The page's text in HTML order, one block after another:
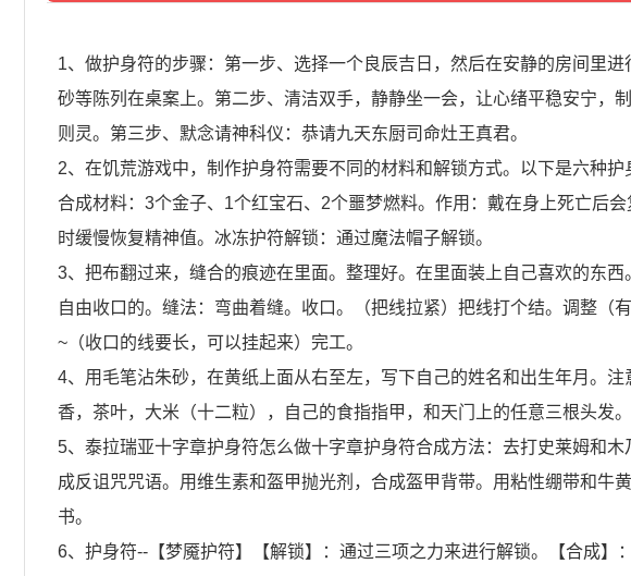
1、做护身符的步骤：第一步、选择一个良辰吉日，然后在安静的房间里
砂等陈列在桌案上。第二步、清洁双手，静静坐一会，让心绪平稳安宁，
则灵。第三步、默念请神科仪：恭请九天东厨司命灶王真君。
2、在饥荒游戏中，制作护身符需要不同的材料和解锁方式。以下是六种
合成材料：3个金子、1个红宝石、2个噩梦燃料。作用：戴在身上死亡后
时缓慢恢复精神值。冰冻护符解锁：通过魔法帽子解锁。
3、把布翻过来，缝合的痕迹在里面。整理好。在里面装上自己喜欢的东
自由收口的。缝法：弯曲着缝。收口。（把线拉紧）把线打个结。调整（
~（收口的线要长，可以挂起来）完工。
4、用毛笔沾朱砂，在黄纸上面从右至左，写下自己的姓名和出生年月。
香，茶叶，大米（十二粒），自己的食指指甲，和天门上的任意三根头发
5、泰拉瑞亚十字章护身符怎么做十字章护身符合成方法：去打史莱姆和
成反诅咒咒语。用维生素和盔甲抛光剂，合成盔甲背带。用粘性绷带和牛
书。
6、护身符--【梦魇护符】【解锁】：通过三项之力来进行解锁。【合成